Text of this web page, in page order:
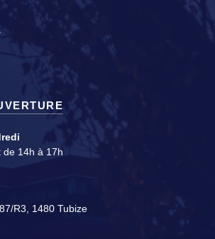
de 14h à 17h
R3, 1480 Tubize